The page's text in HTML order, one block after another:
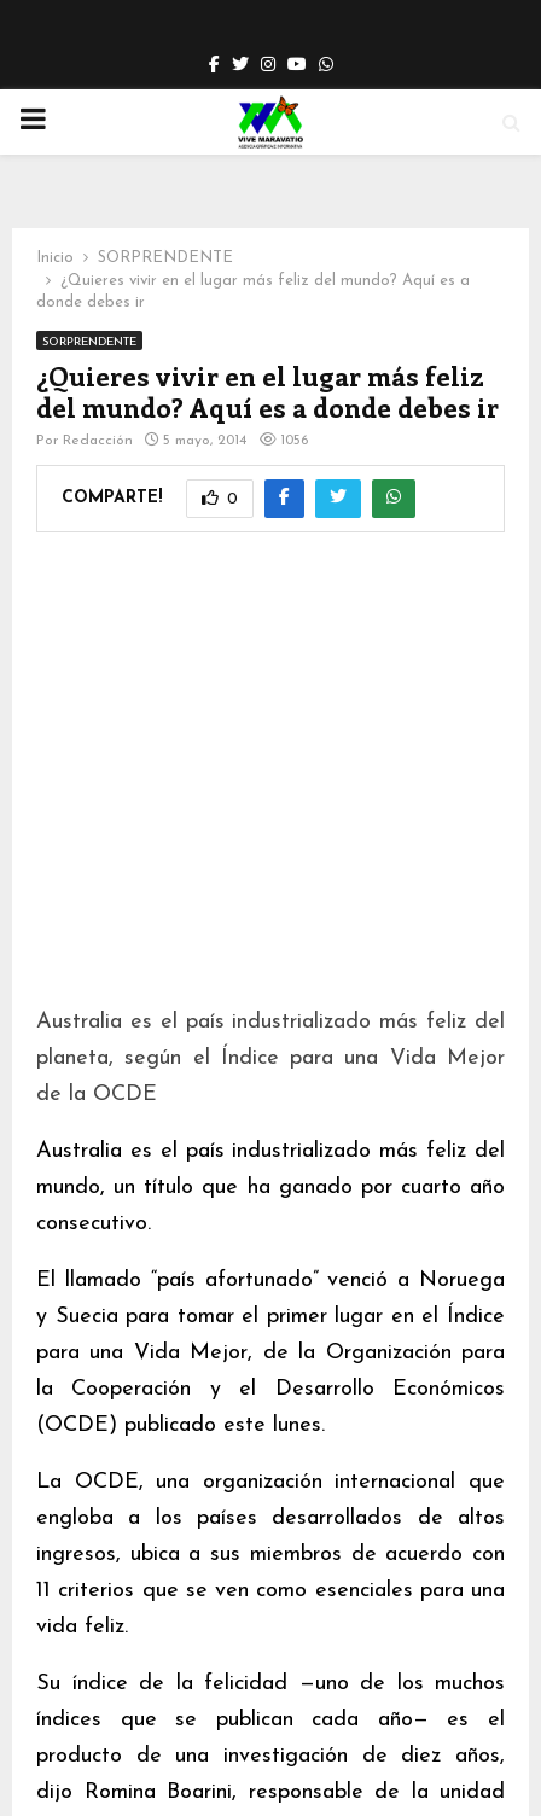
Facebook
TwitterInstagram
YoutubeWhatsapp
PRIMARY
Inicio
SORPRENDENTE
¿Quieres vivir en el lugar más feliz del mundo? Aquí es a
donde debes ir
SORPRENDENTE
¿Quieres vivir en el lugar más feliz
del mundo? Aquí es a donde debes ir
Por Redacción 5 mayo, 2014 1056
COMPARTE! 0
Australia es el país industrializado más feliz del
planeta, según el Índice para una Vida Mejor
de la OCDE
Australia es el país industrializado más feliz del
mundo, un título que ha ganado por cuarto año
consecutivo.
El llamado “país afortunado” venció a Noruega
y Suecia para tomar el primer lugar en el Índice
para una Vida Mejor, de la Organización para
la Cooperación y el Desarrollo Económicos
(OCDE) publicado este lunes.
La OCDE, una organización internacional que
engloba a los países desarrollados de altos
ingresos, ubica a sus miembros de acuerdo con
11 criterios que se ven como esenciales para una
vida feliz.
Su índice de la felicidad —uno de los muchos
índices que se publican cada año— es el
producto de una investigación de diez años,
dijo Romina Boarini, responsable de la unidad